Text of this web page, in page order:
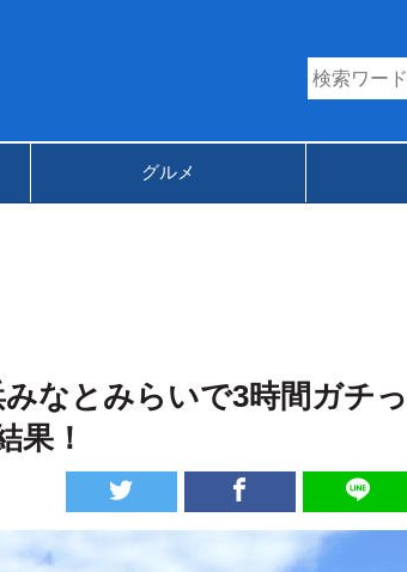
グルメ
なとみらいで3時間ガチっ
果！